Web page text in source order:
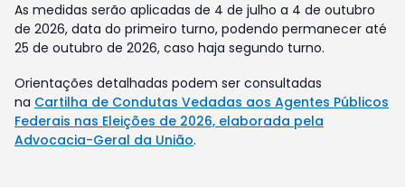
As medidas serão aplicadas de 4 de julho a 4 de outubro
de 2026, data do primeiro turno, podendo permanecer até
25 de outubro de 2026, caso haja segundo turno.
Orientações detalhadas podem ser consultadas
na Cartilha de Condutas Vedadas aos Agentes Públicos
Federais nas Eleições de 2026, elaborada pela
Advocacia-Geral da União.